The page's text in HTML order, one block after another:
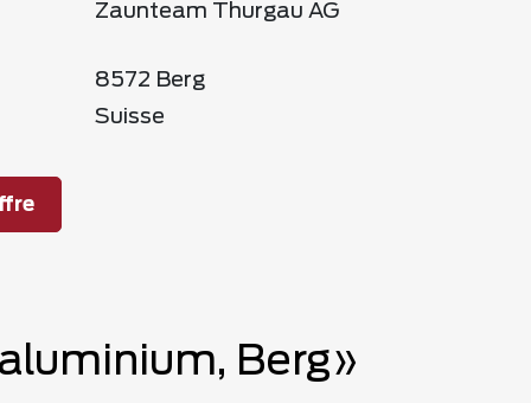
Zaunteam Thurgau AG
8572 Berg
Suisse
Berg»